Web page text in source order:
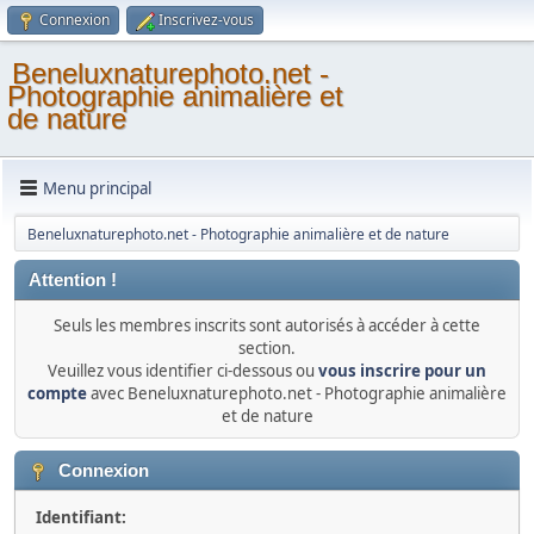
Connexion Inscrivez-vous
Beneluxnaturephoto.net -
Photographie animalière et
de nature
Menu principal
Beneluxnaturephoto.net - Photographie animalière et de nature
Attention !
Seuls les membres inscrits sont autorisés à accéder à cette
section.
Veuillez vous identifier ci-dessous ou vous inscrire pour un
compteavec Beneluxnaturephoto.net - Photographie animalière
et de nature
Connexion
Identifiant: